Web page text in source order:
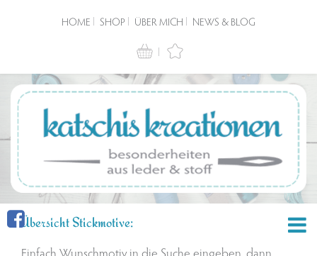
HOME SHOP ÜBER MICH NEWS & BLOG
Übersicht Stickmotive:
Einfach Wunschmotiv in die Suche eingeben, dann